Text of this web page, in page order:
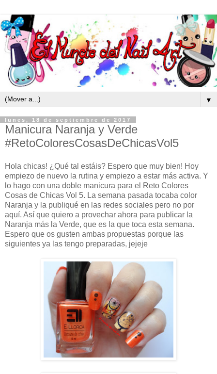
▼
lunes, 18 de septiembre de 2017
Manicura Naranja y Verde
#RetoColoresCosasDeChicasVol5
Hola chicas! ¿Qué tal estáis? Espero que muy bien! Hoy
empiezo de nuevo la rutina y empiezo a estar más activa. Y
lo hago con una doble manicura para el Reto Colores
Cosas de Chicas Vol 5. La semana pasada tocaba color
Naranja y la publiqué en las redes sociales pero no por
aquí. Así que quiero a provechar ahora para publicar la
Naranja más la Verde, que es la que toca esta semana.
Espero que os gusten ambas propuestas porque las
siguientes ya las tengo preparadas, jejeje